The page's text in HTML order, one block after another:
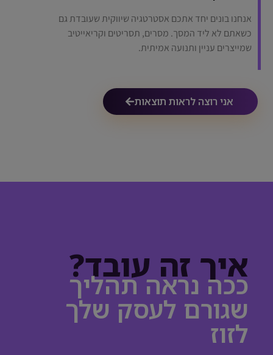
אנחנו בונים יחד אתכם אסטרטגיה שיווקית שעובדת גם
כשאתם לא ליד המסך. מסרים, תסריטים וקריאייטיב
שמייצרים עניין ותנועה אמיתית.
אני רוצה לראות תוצאות
איך זה עובד?
ככה נראה תהליך
שגורם לעסק שלך
לזוז